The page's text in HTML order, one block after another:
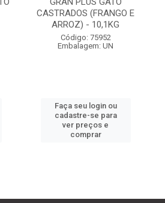
CASTRADOS (FRANGO E
ARROZ) - 10,1KG
Código: 75952
Embalagem: UN
Faça seu login ou
cadastre-se para
ver preços e
comprar